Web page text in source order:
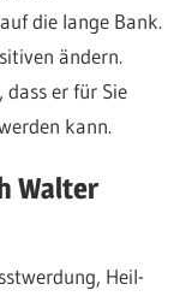
die lange Bank.
ändern.
dass er für Sie
kann.
Walter
Heil-